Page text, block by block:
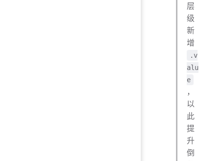
层
级
新
增
.v
alu
e
，
以
此
提
升
倒